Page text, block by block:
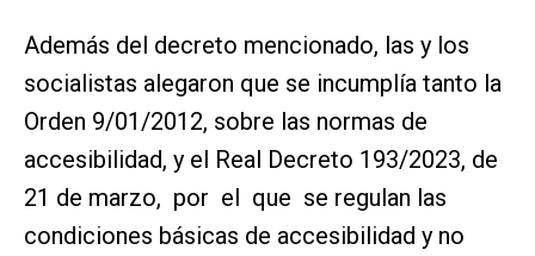
Además del decreto mencionado, las y los
socialistas alegaron que se incumplía tanto la
Orden 9/01/2012, sobre las normas de
accesibilidad, y el Real Decreto 193/2023, de
21 de marzo, por el que se regulan las
condiciones básicas de accesibilidad y no